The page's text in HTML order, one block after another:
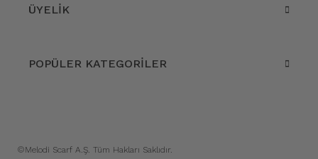
ÜYELİK
POPÜLER KATEGORİLER
©Melodi Scarf A.Ş. Tüm Hakları Saklıdır.